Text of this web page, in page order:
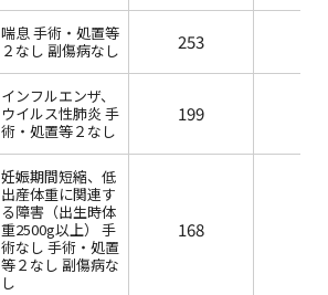
喘息 手術・処置等
２なし 副傷病なし
253
インフルエンザ、
ウイルス性肺炎 手
術・処置等２なし
199
妊娠期間短縮、低
出産体重に関連す
る障害（出生時体
重2500g以上） 手
術なし 手術・処置
等２なし 副傷病な
し
168